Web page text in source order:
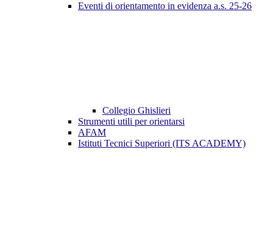
Eventi di orientamento in evidenza a.s. 25-26
Collegio Ghislieri
Strumenti utili per orientarsi
AFAM
Istituti Tecnici Superiori (ITS ACADEMY)